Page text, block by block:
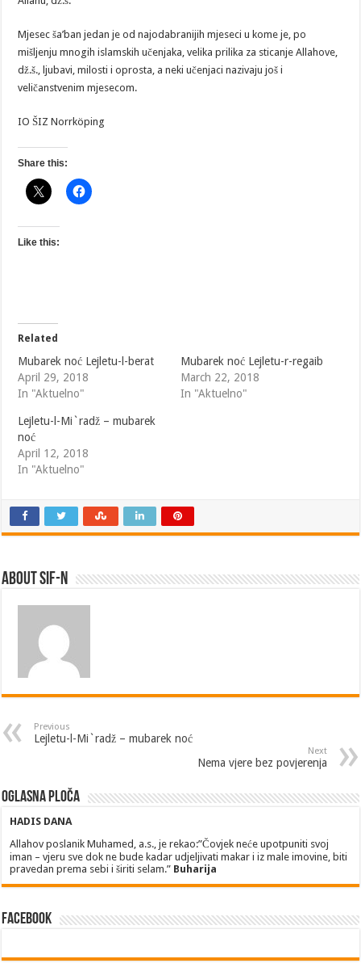
Mjesec ša’ban jedan je od najodabranijih mjeseci u kome je, po
mišljenju mnogih islamskih učenjaka, velika prilika za sticanje Allahove,
dž.š., ljubavi, milosti i oprosta, a neki učenjaci nazivaju još i
veličanstvenim mjesecom.
IO ŠIZ Norrköping
Share this:
Like this:
Related
Mubarek noć Lejletu-l-berat
April 29, 2018
In "Aktuelno"
Mubarek noć Lejletu-r-regaib
March 22, 2018
In "Aktuelno"
Lejletu-l-Mi`radž – mubarek
noć
April 12, 2018
In "Aktuelno"
About SIF-N
Previous
Lejletu-l-Mi`radž – mubarek noć
Next
Nema vjere bez povjerenja
Oglasna ploča
HADIS DANA
Allahov poslanik Muhamed, a.s., je rekao:”Čovjek neće upotpuniti svoj
iman – vjeru sve dok ne bude kadar udjeljivati makar i iz male imovine, biti
pravedan prema sebi i širiti selam.” Buharija
Facebook